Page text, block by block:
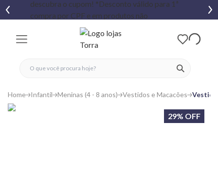
ver
fechar menu
fechar menu
favoritos
Home Infantil Meninas (4 - 8 anos) Vestidos e Macacões Vestido
29% OFF